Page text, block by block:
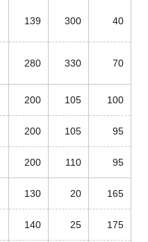
139 300 40
280 330 70
200 105 100
200 105 95
200 110 95
130 20 165
140 25 175